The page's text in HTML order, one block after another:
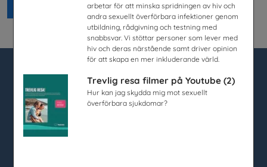
arbetar för att minska spridningen av hiv och
andra sexuellt överförbara infektioner genom
utbildning, rådgivning och testning med
snabbsvar. Vi stöttar personer som lever med
hiv och deras närstående samt driver opinion
för att skapa en mer inkluderande värld.
Trevlig resa filmer på Youtube (2)
Hur kan jag skydda mig mot sexuellt
överförbara sjukdomar?
Beställ 0kr
utbudet.se